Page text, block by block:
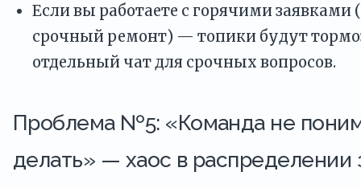
Если вы работаете с горячими заявками
срочный ремонт) — топики будут
отдельный чат для срочных вопросов.
Проблема №5: «Команда не
делать» — хаос в распределении